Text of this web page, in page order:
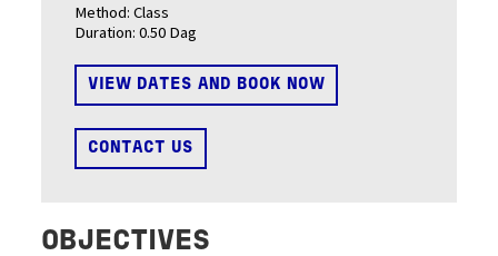
Method:Class
Duration:0.50 Dag
VIEW DATES AND BOOK NOW
CONTACT US
OBJECTIVES